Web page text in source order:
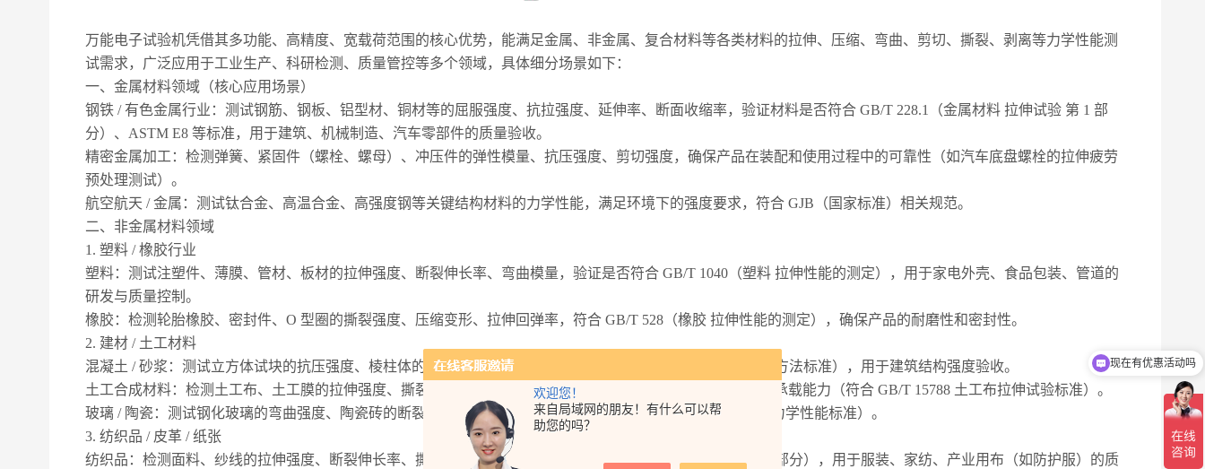
欢迎您！
来自局域网的朋友！有什么可以帮
助您的吗？
万能电子试验机凭借其多功能、高精度、宽载荷范围 的核心优势，能满足金属、非金属、复合材料等各类材料的拉伸、压缩、弯曲、剪切、撕裂、剥离等力学性能测
试需求，广泛应用于工业生产、科研检测、质量管控等多个领域，具体细分场景如下：
一、金属材料领域（核心应用场景）
钢铁 / 有色金属行业 ：测试钢筋、钢板、铝型材、铜材等的屈服强度、抗拉强度、延伸率、断面收缩率，验证材料是否符合 GB/T 228.1（金属材料 拉伸试验 第 1 部
分）、ASTM E8 等标准，用于建筑、机械制造、汽车零部件的质量验收。
精密金属加工 ：检测弹簧、紧固件（螺栓、螺母）、冲压件的弹性模量、抗压强度、剪切强度，确保产品在装配和使用过程中的可靠性（如汽车底盘螺栓的拉伸疲劳
预处理测试）。
航空航天 / 金属 ：测试钛合金、高温合金、高强度钢等关键结构材料的力学性能，满足环境下的强度要求，符合 GJB（国家标准）相关规范。
二、非金属材料领域
1. 塑料 / 橡胶行业
塑料：测试注塑件、薄膜、管材、板材的拉伸强度、断裂伸长率、弯曲模量，验证是否符合 GB/T 1040（塑料 拉伸性能的测定），用于家电外壳、食品包装、管道的
研发与质量控制。
橡胶：检测轮胎橡胶、密封件、 O 型圈的撕裂强度、压缩变形、拉伸回弹率，符合 GB/T 528（橡胶 拉伸性能的测定），确保产品的耐磨性和密封性。
2. 建材 / 土工材料
混凝土 / 砂浆：测试立方体试块的抗压强度、棱柱体的轴心抗压强度，符合 GB/T 50081（混凝土力学性能试验方法标准），用于建筑结构强度验收。
土工合成材料：检测土工布、土工膜的拉伸强度、撕裂强度、剥离强度，确保水利工程、路基加固中的防渗和承载能力（符合 GB/T 15788 土工布拉伸试验标准）。
玻璃 / 陶瓷：测试钢化玻璃的弯曲强度、陶瓷砖的断裂模数，避免使用过程中碎裂（符合 GB/T 9963 钢化玻璃力学性能标准）。
3. 纺织品 / 皮革 / 纸张
纺织品：检测面料、纱线的拉伸强度、断裂伸长率、撕破强度，符合
GB/T 3923.1（纺织品 织物拉伸性能 第 1 部分），用于服装、家纺、产业用布（如防护服）的质
可以介绍下你们的产品么
现在有优惠活动吗